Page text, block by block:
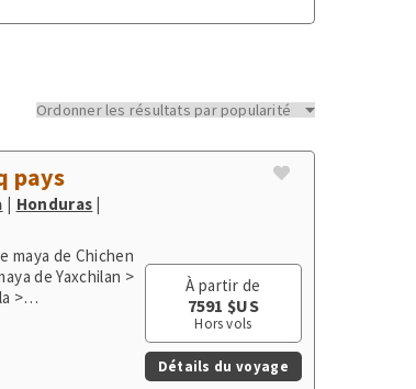
pays
Honduras
maya de Chichen
de Yaxchilan >
>
> Isla
Poas > Parc de
À partir de
7591 $US
Hors vols
Détails du voyage